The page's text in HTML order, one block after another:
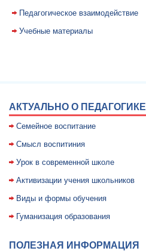
Педагогическое взаимодействие
Учебные материалы
АКТУАЛЬНО О ПЕДАГОГИКЕ
Семейное воспитание
Смысл воспитиния
Уpок в совpеменной школе
Активизации учения школьников
Виды и формы обучения
Гуманизация образования
ПОЛЕЗНАЯ ИНФОРМАЦИЯ